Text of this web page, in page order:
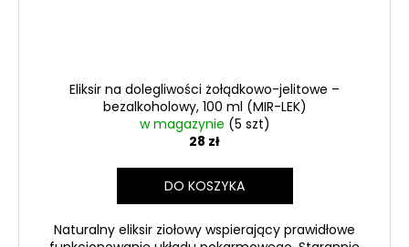
Eliksir na dolegliwości żołądkowo-jelitowe –
bezalkoholowy, 100 ml (MIR-LEK)
w magazynie (5 szt)
28 zł
DO KOSZYKA
Naturalny eliksir ziołowy wspierający prawidłowe